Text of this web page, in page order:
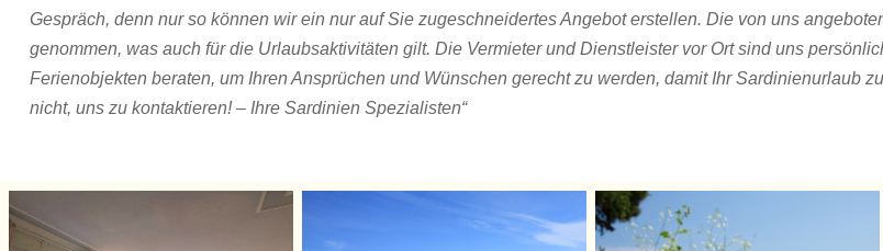
Gespräch, denn nur so können wir ein nur auf Sie zugeschneidertes Angebot erstellen. Die von uns
genommen, was auch für die Urlaubsaktivitäten gilt. Die Vermieter und Dienstleister vor Ort sind uns
Ferienobjekten beraten, um Ihren Ansprüchen und Wünschen gerecht zu werden, damit Ihr Sardinienurlaub
nicht, uns zu kontaktieren! – Ihre Sardinien Spezialisten“